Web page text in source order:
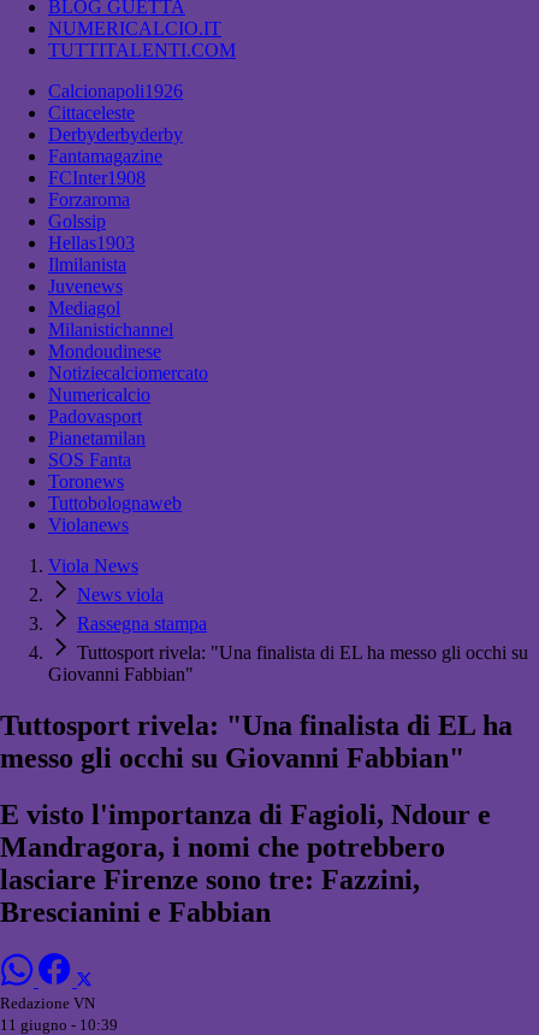
BLOG GUETTA
NUMERICALCIO.IT
TUTTITALENTI.COM
Calcionapoli1926
Cittaceleste
Derbyderbyderby
Fantamagazine
FCInter1908
Forzaroma
Golssip
Hellas1903
Ilmilanista
Juvenews
Mediagol
Milanistichannel
Mondoudinese
Notiziecalciomercato
Numericalcio
Padovasport
Pianetamilan
SOS Fanta
Toronews
Tuttobolognaweb
Violanews
Viola News
News viola
Rassegna stampa
Tuttosport rivela: "Una finalista di EL ha messo gli occhi su
Giovanni Fabbian"
Tuttosport rivela: "Una finalista di EL ha
messo gli occhi su Giovanni Fabbian"
E visto l'importanza di Fagioli, Ndour e
Mandragora, i nomi che potrebbero
lasciare Firenze sono tre: Fazzini,
Brescianini e Fabbian
Redazione VN
11 giugno - 10:39